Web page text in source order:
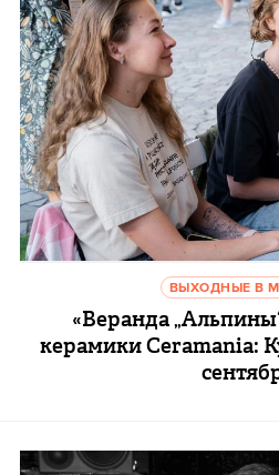
ВЫХОДНЫЕ В
«Веранда
керамики Ceramania: